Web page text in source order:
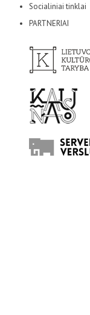
Socialiniai tinklai
PARTNERIAI